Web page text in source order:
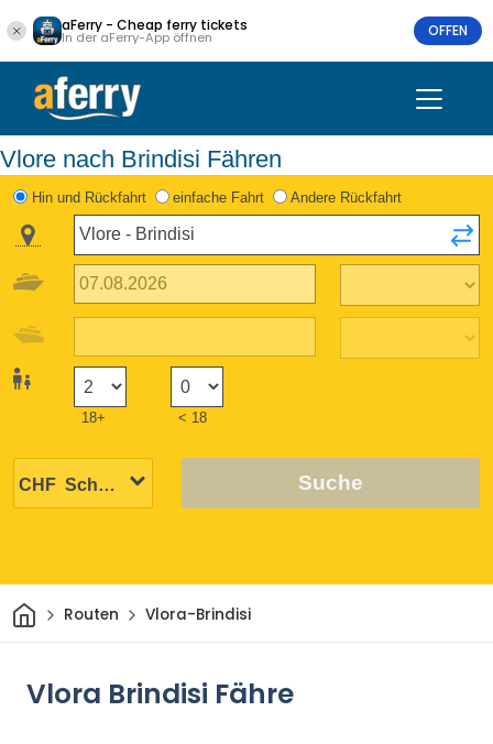
aFerry - Cheap ferry tickets
In der aFerry-App öffnen OFFEN
Vlore nach Brindisi Fähren
Hin und Rückfahrt einfache Fahrt Andere Rückfahrt
18+ < 18
Suche
HeimRouten Vlora-Brindisi
Vlora Brindisi Fähre